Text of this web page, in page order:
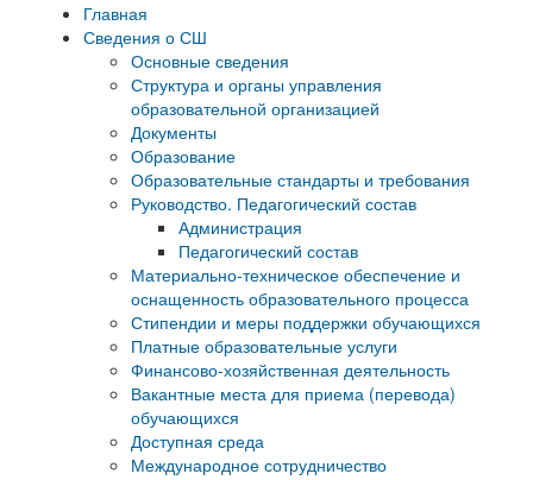
Главная
Сведения о СШ
Основные сведения
Структура и органы управления
образовательной организацией
Документы
Образование
Образовательные стандарты и требования
Руководство. Педагогический состав
Администрация
Педагогический состав
Материально-техническое обеспечение и
оснащенность образовательного процесса
Стипендии и меры поддержки обучающихся
Платные образовательные услуги
Финансово-хозяйственная деятельность
Вакантные места для приема (перевода)
обучающихся
Доступная среда
Международное сотрудничество